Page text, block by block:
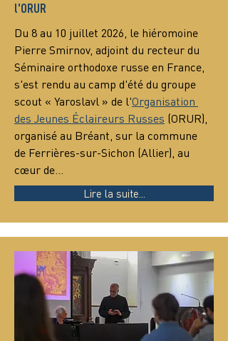
l'ORUR
Du 8 au 10 juillet 2026, le hiéromoine
Pierre Smirnov, adjoint du recteur du
Séminaire orthodoxe russe en France,
s'est rendu au camp d'été du groupe
scout « Yaroslavl » de l'Organisation
des Jeunes Éclaireurs Russes (ORUR),
organisé au Bréant, sur la commune
de Ferrières-sur-Sichon (Allier), au
cœur de…
Lire la suite...